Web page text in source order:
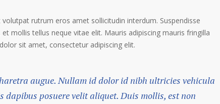
rutrum eros amet sollicitudin interdum. Suspendisse
mollis tellus neque vitae elit. Mauris adipiscing mauris fringilla
sit amet, consectetur adipiscing elit.
augue. Nullam id dolor id nibh ultricies vehicula
dapibus posuere velit aliquet. Duis mollis, est non